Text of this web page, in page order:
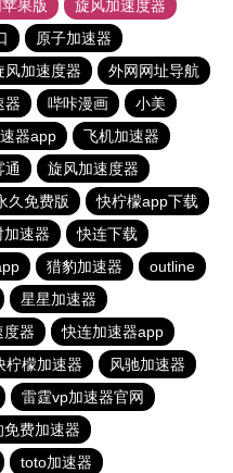
果版
旋风加速度器
原子加速器
风加速度器
外网网址导航
器 哔咔漫画
小美
器app
飞机加速器
通
旋风加速度器
久免费版
快柠檬app下载
加速器
快连下载
猎豹加速器
outline
星星加速器
度器
快连加速器app
柠檬加速器
风驰加速器
雷霆vp加速器官网
费加速器
toto加速器